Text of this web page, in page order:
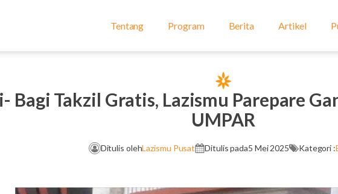
Tentang Program Berita Artikel
Bagi Takzil Gratis, Lazismu Parepare
UMPAR
Ditulis olehLazismu Pusat Ditulis pada5 Mei 2025 Kategori :